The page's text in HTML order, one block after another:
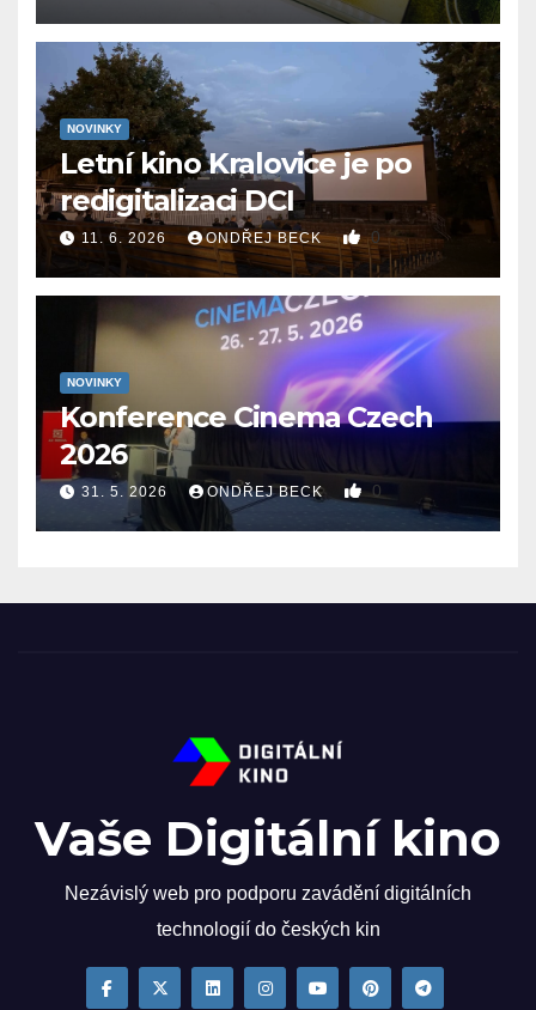
NOVINKY
Letní kino Kralovice je po
redigitalizaci DCI
11. 6. 2026 ONDŘEJ BECK 0
NOVINKY
Konference Cinema Czech
2026
31. 5. 2026 ONDŘEJ BECK 0
Vaše Digitální kino
Nezávislý web pro podporu zavádění digitálních
technologií do českých kin